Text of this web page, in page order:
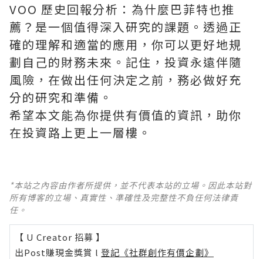
VOO 歷史回報分析：為什麼巴菲特也推
薦？是一個值得深入研究的課題。透過正
確的理解和適當的應用，你可以更好地規
劃自己的財務未來。記住，投資永遠伴隨
風險，在做出任何決定之前，務必做好充
分的研究和準備。
希望本文能為你提供有價值的資訊，助你
在投資路上更上一層樓。
*本站之內容由作者所提供，並不代表本站的立場。因此本站對
所有博客的立場、真實性、準確性及完整性不負任何法律責
任。
【 U Creator 招募 】
出Post賺現金獎賞 l 登記《社群創作有價企劃》